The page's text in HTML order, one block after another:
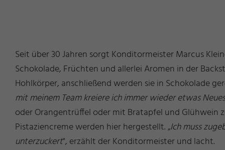
Seit über 30 Jahren sorgt Konditormeister Marcus
Schokolade, Früchten und allerlei Aromen in der
Hohlkörper, anschließend werden sie in Schokolade
mit meinem Team kreiere ich immer wieder etwas
oder Orangentrüffel oder mit Bratapfel und Glühwein
Pistaziencreme werden hier hergestellt. „Ich muss
unterzuckert", erzählt der Konditormeister und lacht.